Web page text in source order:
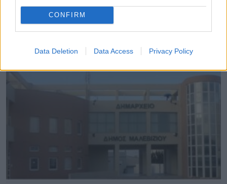
CONFIRM
Data Deletion Data Access Privacy Policy
Σε κατάσταση κινητοποίησης Red Code και
σήμερα η χώρα
09.08.2026 - 08.46